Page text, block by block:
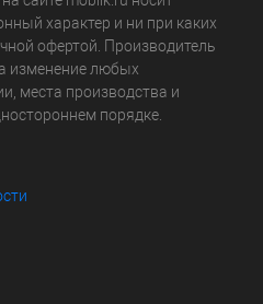
характер и ни при каких
офертой. Производитель
изменение любых
места производства и
порядке.